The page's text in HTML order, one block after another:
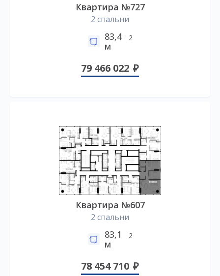
Квартира №727
2 спальни
83,4
м
2
79 466 022
Квартира №607
2 спальни
83,1
м
2
78 454 710